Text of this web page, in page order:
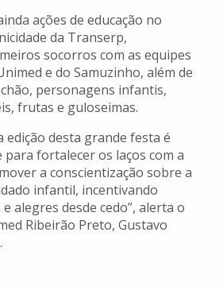
ações de educação no
da Transerp,
socorros com as equipes
e do Samuzinho, além de
personagens infantis,
frutas e guloseimas.
edição desta grande festa é
fortalecer os laços com a
a conscientização sobre a
infantil, incentivando
alegres ​​desde cedo”, alerta o
Ribeirão Preto, Gustavo